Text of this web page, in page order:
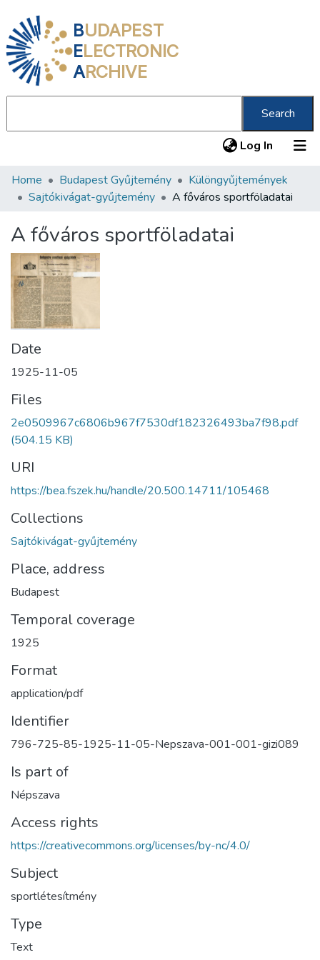
BUDAPEST
ELECTRONIC
ARCHIVE
Search
Log In (current)
Communities & Collections
Statistics
About us
Home Budapest Gyűjtemény
Különgyűjtemények
Sajtókivágat-gyűjtemény
A főváros sportföladatai
A főváros sportföladatai
Date
1925-11-05
Files
2e0509967c6806b967f7530df182326493ba7f98.pdf
(504.15 KB)
URI
https://bea.fszek.hu/handle/20.500.14711/105468
Collections
Sajtókivágat-gyűjtemény
Place, address
Budapest
Temporal coverage
1925
Format
application/pdf
Identifier
796-725-85-1925-11-05-Nepszava-001-001-gizi089
Is part of
Népszava
Access rights
https://creativecommons.org/licenses/by-nc/4.0/
Subject
sportlétesítmény
Type
Text